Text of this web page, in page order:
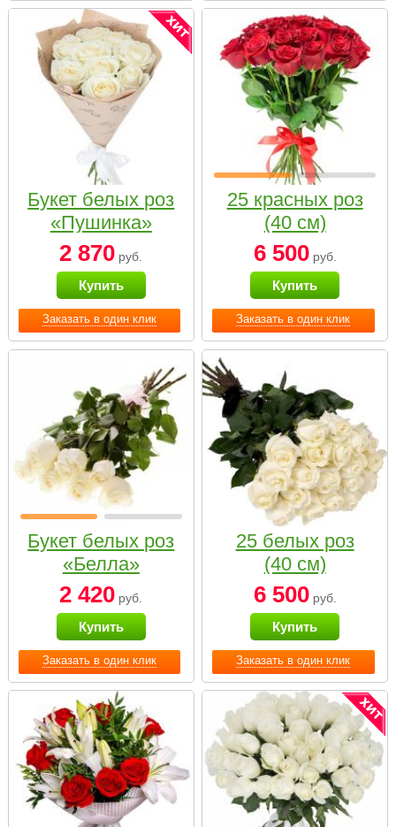
Заказать в один клик
Букет белых роз
«Пушинка»
2 870 руб.
Купить
Заказать в один клик
25 красных роз
(40 см)
6 500руб.
Купить
Заказать в один клик
Букет белых роз
«Белла»
2 420 руб.
Купить
Заказать в один клик
25 белых роз
(40 см)
6 500руб.
Купить